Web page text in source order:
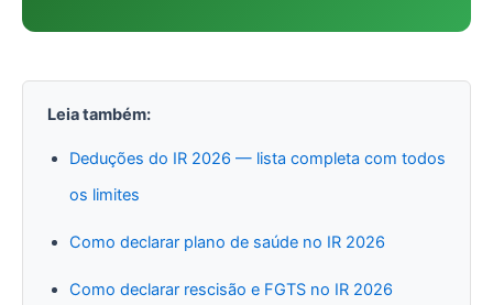
Leia também:
Deduções do IR 2026 — lista completa com todos
os limites
Como declarar plano de saúde no IR 2026
Como declarar rescisão e FGTS no IR 2026